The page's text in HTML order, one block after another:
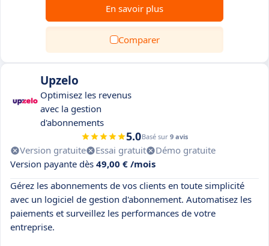
En savoir plus
Comparer
Upzelo
Optimisez les revenus
avec la gestion
d'abonnements
5.0Basé sur 9 avis
Version gratuite Essai gratuit
Démo gratuite
Version payante dès 49,00 € /mois
Gérez les abonnements de vos clients en toute simplicité
avec un logiciel de gestion d'abonnement. Automatisez les
paiements et surveillez les performances de votre
entreprise.